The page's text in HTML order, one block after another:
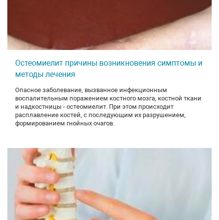
Остеомиелит причины возникновения симптомы и
методы лечения
Опасное заболевание, вызванное инфекционным
воспалительным поражением костного мозга, костной ткани
и надкостницы - остеомиелит. При этом происходит
расплавление костей, с последующим их разрушением,
формированием гнойных очагов.